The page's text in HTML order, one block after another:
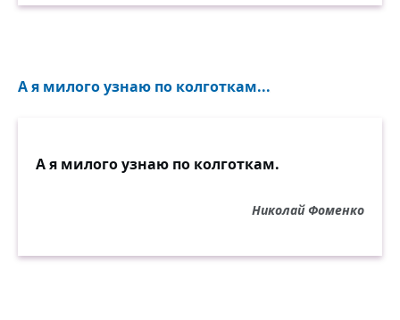
А я милого узнаю по колготкам...
А я милого узнаю по колготкам.
Николай Фоменко